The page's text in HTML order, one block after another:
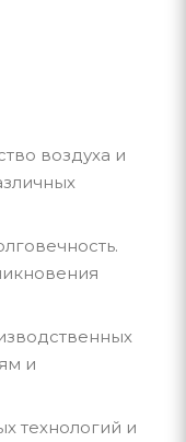
воздуха и
и
технологий и